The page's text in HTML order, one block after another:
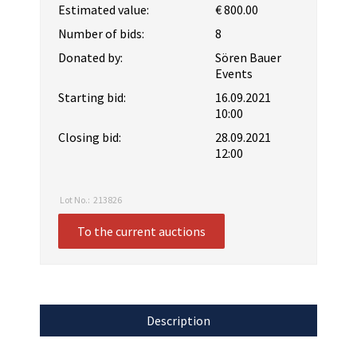
Estimated value:
€ 800.00
Number of bids:
8
Donated by:
Sören Bauer
Events
Starting bid:
16.09.2021
10:00
Closing bid:
28.09.2021
12:00
Lot No.: 213826
To the current auctions
Description